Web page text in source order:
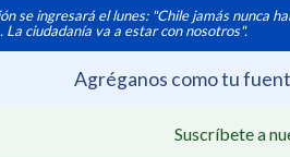
se ingresará el lunes: "Chile jamás nunca
La ciudadanía va a estar con nosotros".
Agréganos como tu
Suscríbete a